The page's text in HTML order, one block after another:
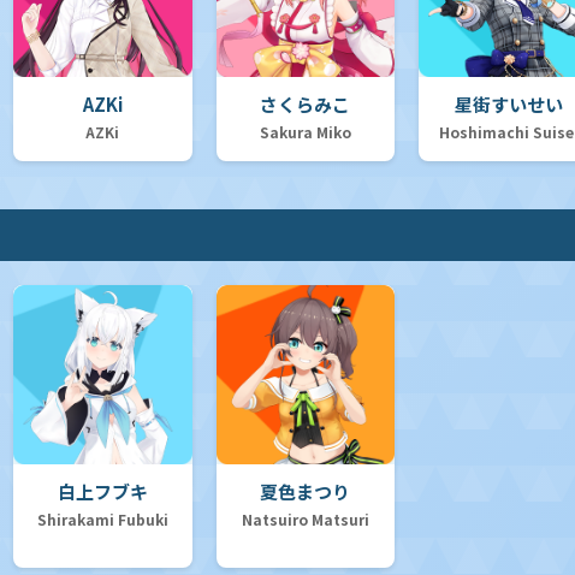
AZKi
AZKi
さくらみこ
Sakura Miko
星街すいせい
Hoshimachi
白上フブキ
Shirakami Fubuki
夏色まつり
Natsuiro Matsuri